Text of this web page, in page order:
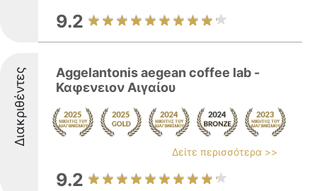
9.2
Διακριθέντες
Aggelantonis aegean coffee lab -
Καφενειον Αιγαίου
Δείτε περισσότερα >>
9.2